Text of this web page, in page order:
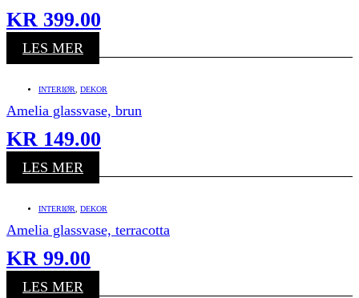
KR 399.00
LES MER
INTERIØR DEKOR
Amelia glassvase, brun
KR 149.00
LES MER
INTERIØR DEKOR
Amelia glassvase, terracotta
KR 99.00
LES MER